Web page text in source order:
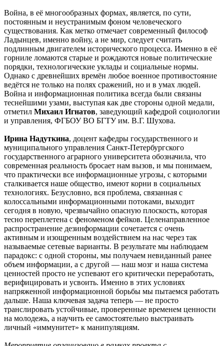
Война, в её многообразных формах, является, по сути,
постоянным и неустранимым фоном человеческого
существования. Как метко отмечает современный философ
Ладынцев, именно войну, а не мир, следует считать
подлинным двигателем исторического процесса. Именно в её
горниле ломаются старые и рождаются новые политические
порядки, технологические уклады и социальные нормы.
Однако с древнейших времён любое военное противостояние
ведётся не только на полях сражений, но и в умах людей.
Война и информационная политика всегда были связаны
теснейшими узами, выступая как две стороны одной медали,
отметил Михаил Игнатов, заведующий кафедрой социологии
и управления, ФГБОУ ВО БГТУ им. В.Г. Шухова.
Ирина Надуткина, доцент кафедры государственного и
муниципального управления Санкт-Петербургского
государственного аграрного университета обозначила, что
современная реальность бросает нам вызов, и мы понимаем,
что практически все информационные угрозы, с которыми
сталкивается наше общество, имеют корни в социальных
технологиях. Безусловно, вся проблема, связанная с
колоссальными информационными потоками, выходит
сегодня в новую, чрезвычайно опасную плоскость, которая
тесно переплетена с феноменом фейков. Целенаправленное
распространение дезинформации сочетается с очень
активным и изощренным воздействием на нас через так
называемые сетевые варианты. В результате мы наблюдаем
парадокс: с одной стороны, мы получаем невиданный ранее
объем информации, а с другой — наш мозг и наша система
ценностей просто не успевают его критически переработать,
верифицировать и усвоить. Именно в этих условиях
напряженной информационной борьбы мы пытаемся работать
дальше. Наша ключевая задача теперь — не просто
транслировать устойчивые, проверенные временем ценности
на молодежь, а научить ее самостоятельно выстраивать
личный «иммунитет» к манипуляциям.